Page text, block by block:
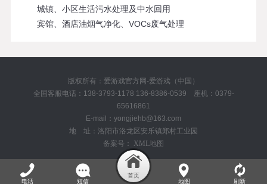
城镇、小区生活污水处理及中水回用
宾馆、酒店油烟气净化、VOCs废气处理
版权所有：爱游戏官方网-爱游戏（中国）
全国客服电话：138-3793-1178 136-8386-0539 座机：0379-
65616861
E-mail：yongjiehb@163.com
地 址：洛阳市洛龙区安乐镇郑村工业园
备案号： XML地图
电话 短信 地图 刷新